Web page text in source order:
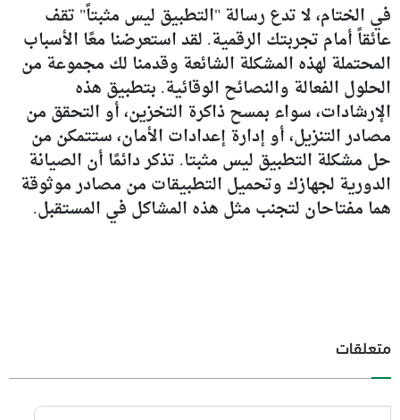
في الختام، لا تدع رسالة "التطبيق ليس مثبتاً" تقف
عائقاً أمام تجربتك الرقمية. لقد استعرضنا معًا الأسباب
المحتملة لهذه المشكلة الشائعة وقدمنا لك مجموعة من
الحلول الفعالة والنصائح الوقائية. بتطبيق هذه
الإرشادات، سواء بمسح ذاكرة التخزين، أو التحقق من
مصادر التنزيل، أو إدارة إعدادات الأمان، ستتمكن من
حل مشكلة التطبيق ليس مثبتا. تذكر دائمًا أن الصيانة
الدورية لجهازك وتحميل التطبيقات من مصادر موثوقة
هما مفتاحان لتجنب مثل هذه المشاكل في المستقبل.
متعلقات